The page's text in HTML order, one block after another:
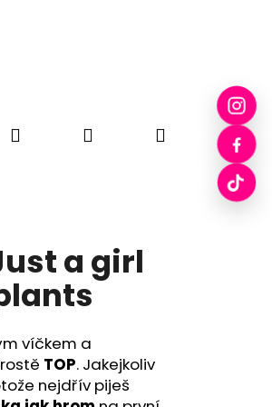
Drobci Pecka Skleničky
Hledat PřihlášeníNákupní
a girl
víčkem a
TOP. Jakejkoliv
nejdřív piješ